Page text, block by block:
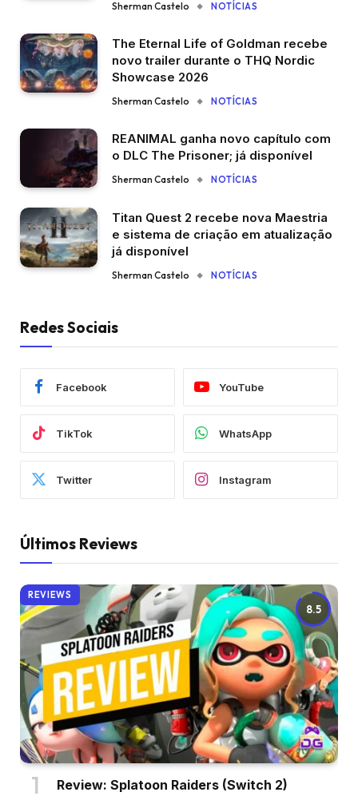
Sherman Castelo NOTÍCIAS
The Eternal Life of Goldman recebe
novo trailer durante o THQ Nordic
Showcase 2026
Sherman Castelo NOTÍCIAS
REANIMAL ganha novo capítulo com
o DLC The Prisoner; já disponível
Sherman Castelo NOTÍCIAS
Titan Quest 2 recebe nova Maestria
e sistema de criação em atualização
já disponível
Sherman Castelo NOTÍCIAS
Redes Sociais
Facebook YouTube
TikTok WhatsApp
Twitter Instagram
Últimos Reviews
8.5
REVIEWS
Review: Splatoon Raiders (Switch 2)